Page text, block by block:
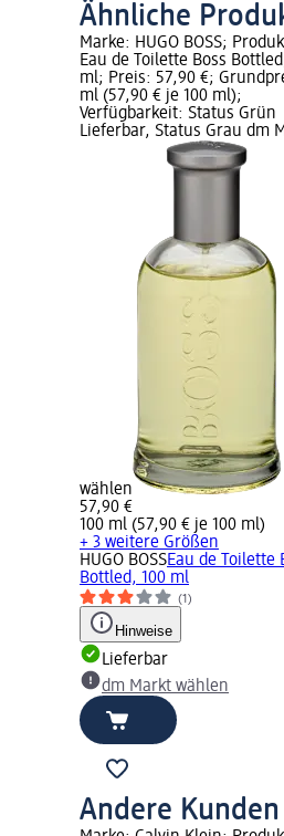
Ähnliche
Marke: HUGO BOSS;
Eau de Toilette Boss
ml; Preis: 57,90 €;
ml (57,90 € je 100 ml);
Verfügbarkeit: Status Grün
Lieferbar, Status Grau dm
wählen
57,90 €
100 ml (57,90 € je 100 ml)
+ 3 weitere Größen
HUGO BOSSEau de Toilette
Bottled, 100 ml
(1)
Hinweise
Lieferbar
dm Markt wählen
Andere